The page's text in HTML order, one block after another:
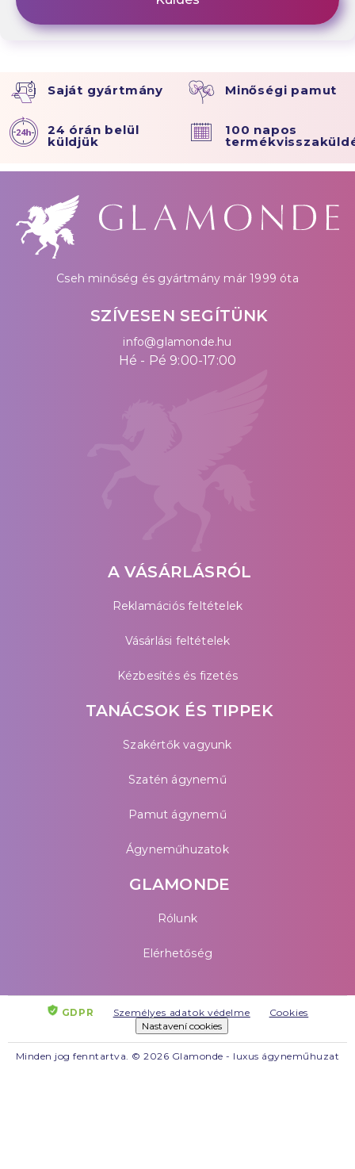
Saját gyártmány Minőségi pamut
24 órán belül
küldjük
100 napos
Cseh minőség és gyártmány már 1999 óta
SZÍVESEN SEGÍTÜNK
info@glamonde.hu
Hé - Pé 9:00-17:00
A VÁSÁRLÁSRÓL
Reklamációs feltételek
Vásárlási feltételek
Kézbesítés és fizetés
TANÁCSOK ÉS TIPPEK
Szakértők vagyunk
Szatén ágynemű
Pamut ágynemű
Ágyneműhuzatok
GLAMONDE
Rólunk
Elérhetőség
GDPR Személyes adatok védelme
Cookies
Nastavení cookies
Minden jog fenntartva. © 2026 Glamonde - luxus ágyneműhuzat